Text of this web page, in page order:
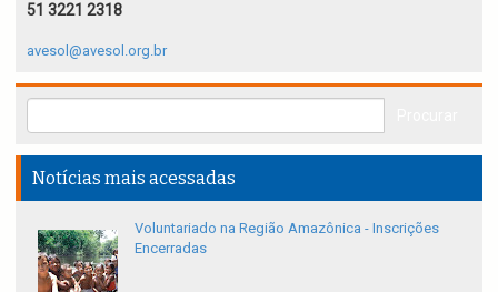
51 3221 2318
avesol@avesol.org.br
Notícias mais acessadas
Voluntariado na Região Amazônica - Inscrições
Encerradas